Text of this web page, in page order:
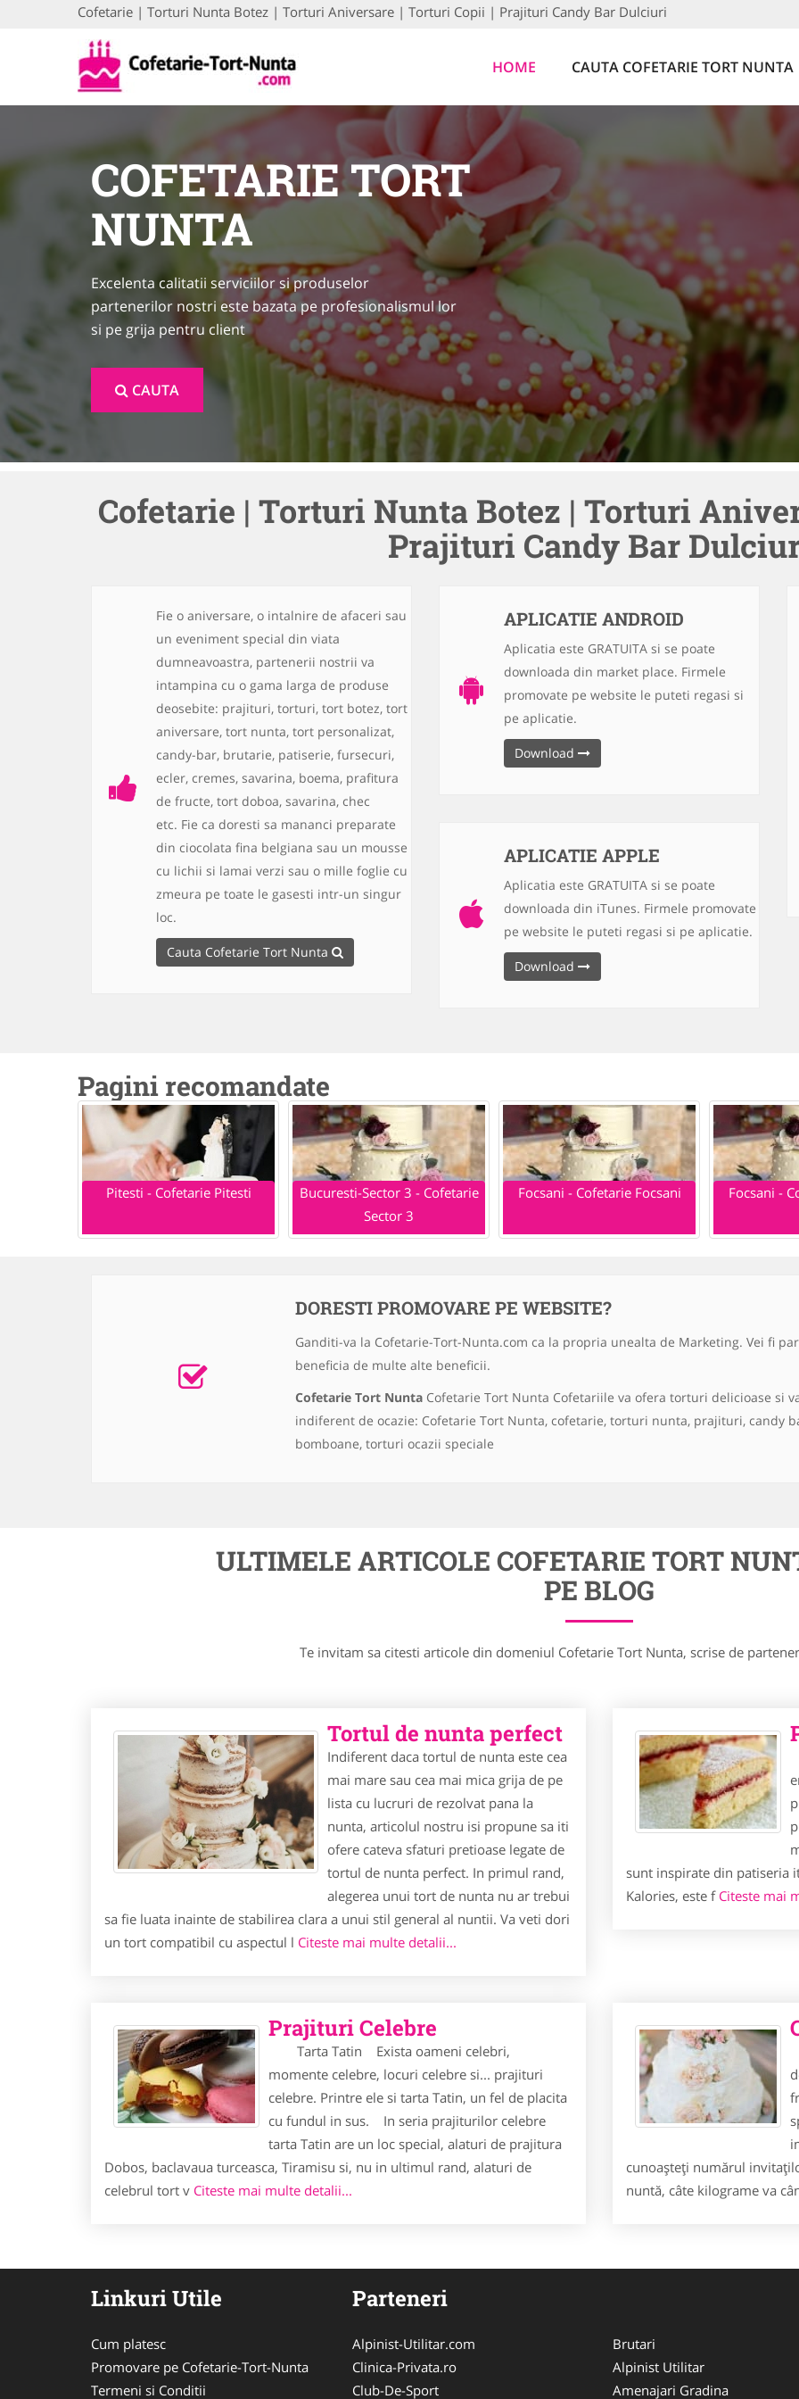
Cofetarie | Torturi Nunta Botez | Torturi Aniversare | Torturi Copii | Prajituri Candy Bar Dulciuri
HOME CAUTA COFETARIE TORT NUNTA
COFETARIE TORT
NUNTA
Excelenta calitatii serviciilor si produselor
partenerilor nostri este bazata pe profesionalismul lor
si pe grija pentru client
CAUTA
Cofetarie | Torturi Nunta Botez | Torturi
Prajituri Candy Bar
Fie o aniversare, o intalnire de afaceri sau
un eveniment special din viata
dumneavoastra, partenerii nostrii va
intampina cu o gama larga de produse
deosebite: prajituri, torturi, tort botez, tort
aniversare, tort nunta, tort personalizat,
candy-bar, brutarie, patiserie, fursecuri,
ecler, cremes, savarina, boema, prafitura
de fructe, tort doboa, savarina, chec
etc. Fie ca doresti sa mananci preparate
din ciocolata fina belgiana sau un mousse
cu lichii si lamai verzi sau o mille foglie cu
zmeura pe toate le gasesti intr-un singur
loc.
Cauta Cofetarie Tort Nunta
APLICATIE ANDROID
Aplicatia este GRATUITA si se poate
downloada din market place. Firmele
promovate pe website le puteti regasi si
pe aplicatie.
Download
APLICATIE APPLE
Aplicatia este GRATUITA si se poate
downloada din iTunes. Firmele promovate
pe website le puteti regasi si pe aplicatie.
Download
Pagini recomandate
Pitesti - Cofetarie Pitesti
Bucuresti-Sector 3 - Cofetarie
Sector 3
Focsani - Cofetarie Focsani Focsani -
DORESTI PROMOVARE PE WEBSITE?
Ganditi-va la Cofetarie-Tort-Nunta.com ca la propria unealta de Marketing. Vei fi
beneficia de multe alte beneficii.
Cofetarie Tort Nunta Cofetarie Tort Nunta Cofetariile va ofera torturi delicioase si
indiferent de ocazie: Cofetarie Tort Nunta, cofetarie, torturi nunta, prajituri, candy
bomboane, torturi ocazii speciale
ULTIMELE ARTICOLE COFETARIE TORT
PE BLOG
Te invitam sa citesti articole din domeniul Cofetarie Tort Nunta, scrise de
Tortul de nunta perfect
Indiferent daca tortul de nunta este cea
mai mare sau cea mai mica grija de pe
lista cu lucruri de rezolvat pana la
nunta, articolul nostru isi propune sa iti
ofere cateva sfaturi pretioase legate de
tortul de nunta perfect. In primul rand,
alegerea unui tort de nunta nu ar trebui
sa fie luata inainte de stabilirea clara a unui stil general al nuntii. Va veti dori
un tort compatibil cu aspectul l Citeste mai multe detalii...
sunt inspirate din patiseria
Kalories, este f Citeste mai
Prajituri Celebre
Tarta Tatin Exista oameni celebri,
momente celebre, locuri celebre si... prajituri
celebre. Printre ele si tarta Tatin, un fel de placita
cu fundul in sus. In seria prajiturilor celebre
tarta Tatin are un loc special, alaturi de prajitura
Dobos, baclavaua turceasca, Tiramisu si, nu in ultimul rand, alaturi de
celebrul tort v Citeste mai multe detalii...
cunoaşteţi numărul
nuntă, câte kilograme va
Linkuri Utile
Cum platesc
Promovare pe Cofetarie-Tort-Nunta
Termeni si Conditii
Parteneri
Alpinist-Utilitar.com
Clinica-Privata.ro
Club-De-Sport
Brutari
Alpinist Utilitar
Amenajari Gradina